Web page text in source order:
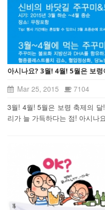
아시나요? 3월! 4월! 5월은 보
Mar 25, 2015
7104
3월! 4월! 5월은 보령 축제의
리가 늘 가득하다는 점! 아시나